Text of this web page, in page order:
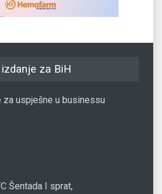
za BiH
uspješne u businessu
Šentada I sprat,